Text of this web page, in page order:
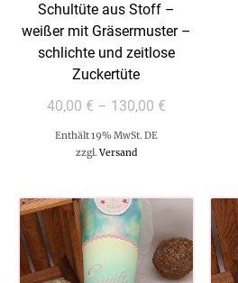
Schultüte aus Stoff –
weißer mit Gräsermuster –
schlichte und zeitlose
Zuckertüte
40,00 € – 130,00 €
Enthält 19% MwSt. DE
zzgl.Versand